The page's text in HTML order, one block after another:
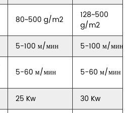
80~500 g/m2
128~500
g/m2
5-100 м/мин
5-100 м/мин
5-60 м/мин 5-60 м/мин
25 Kw 30 Kw